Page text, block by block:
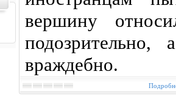
вершину
враждебно.